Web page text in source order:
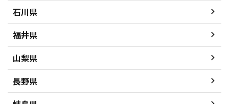
石川県
福井県
山梨県
長野県